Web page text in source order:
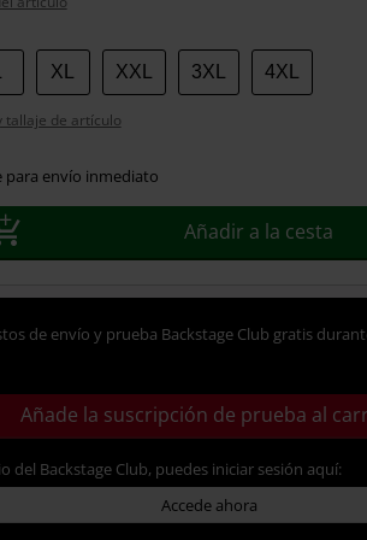
XL XXL 3XL 4XL
tallaje de artículo
para envío inmediato
Añadir a la cesta
de envío y prueba Backstage Club gratis
Añade la suscripción de prueba al
del Backstage Club, puedes iniciar sesión aquí:
Accede ahora